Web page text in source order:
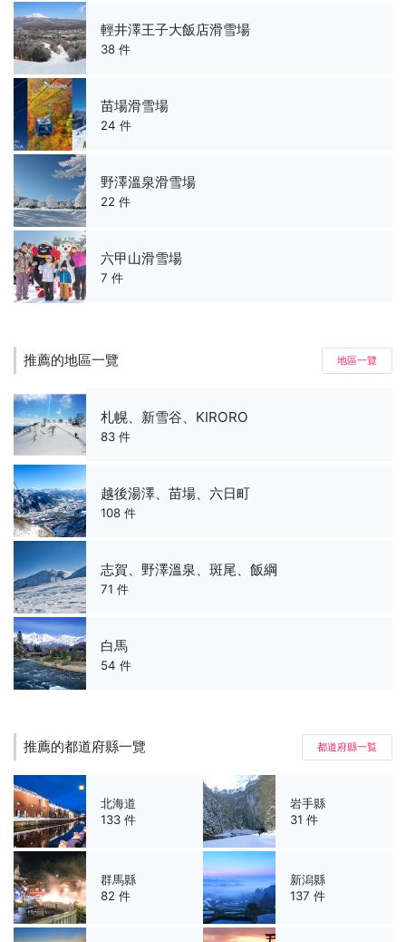
輕井澤王子大飯店滑雪場
38 件
苗場滑雪場
24 件
野澤溫泉滑雪場
22 件
六甲山滑雪場
7 件
推薦的地區一覽 地區一覽
札幌、新雪谷、KIRORO
83 件
越後湯澤、苗場、六日町
108 件
志賀、野澤溫泉、斑尾、飯綱
71 件
白馬
54 件
推薦的都道府縣一覽 都道府縣一覧
北海道
133 件
岩手縣
31 件
群馬縣
82 件
新潟縣
137 件